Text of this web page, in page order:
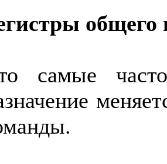
общего
самые